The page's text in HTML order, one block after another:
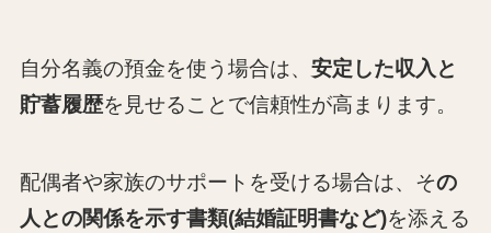
自分名義の預金を使う場合は、 安定した収入と
貯蓄履歴を見せることで信頼性が高まります。
配偶者や家族のサポートを受ける場合は、その
人との関係を示す書類(結婚証明書など)を添える